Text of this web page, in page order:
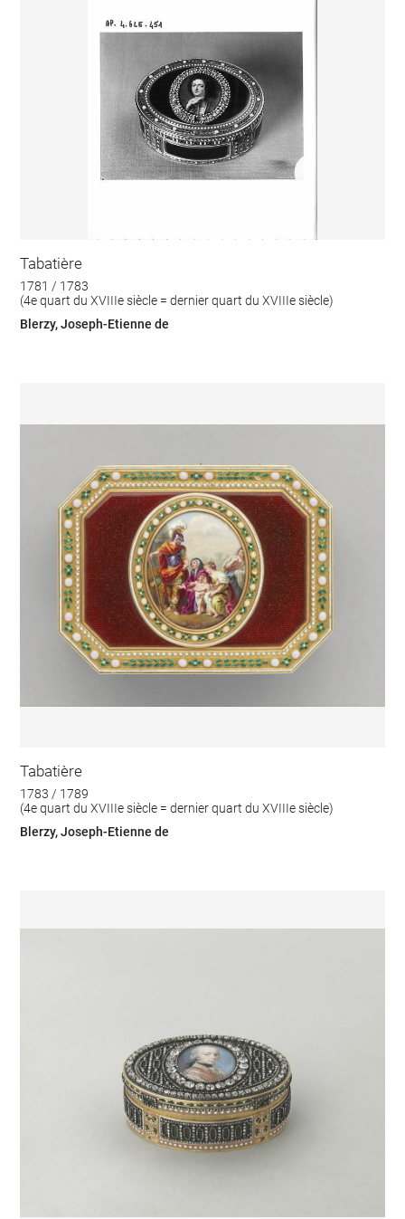
Tabatière
1781 / 1783
(4e quart du XVIIIe siècle = dernier quart du XVIIIe siècle)
Blerzy, Joseph-Etienne de
Tabatière
1783 / 1789
(4e quart du XVIIIe siècle = dernier quart du XVIIIe siècle)
Blerzy, Joseph-Etienne de